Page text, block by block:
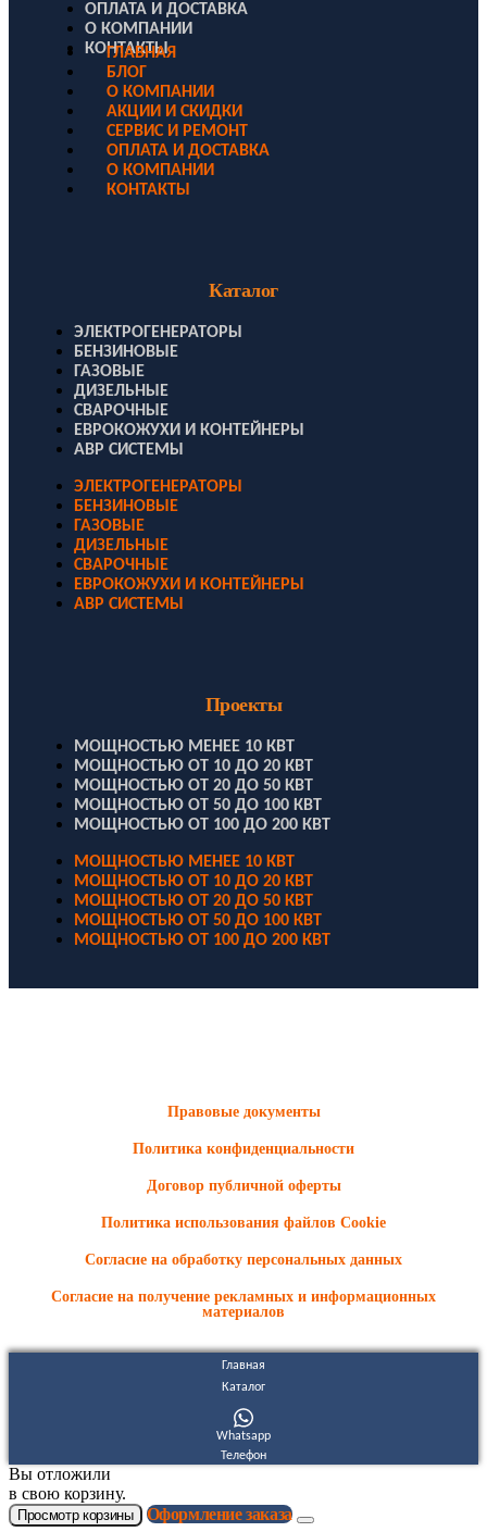
ОПЛАТА И ДОСТАВКА
О КОМПАНИИ
КОНТАКТЫ
ГЛАВНАЯ
БЛОГ
О КОМПАНИИ
АКЦИИ И СКИДКИ
СЕРВИС И РЕМОНТ
ОПЛАТА И ДОСТАВКА
О КОМПАНИИ
КОНТАКТЫ
Каталог
ЭЛЕКТРОГЕНЕРАТОРЫ
БЕНЗИНОВЫЕ
ГАЗОВЫЕ
ДИЗЕЛЬНЫЕ
СВАРОЧНЫЕ
ЕВРОКОЖУХИ И КОНТЕЙНЕРЫ
АВР СИСТЕМЫ
ЭЛЕКТРОГЕНЕРАТОРЫ
БЕНЗИНОВЫЕ
ГАЗОВЫЕ
ДИЗЕЛЬНЫЕ
СВАРОЧНЫЕ
ЕВРОКОЖУХИ И КОНТЕЙНЕРЫ
АВР СИСТЕМЫ
Проекты
МОЩНОСТЬЮ МЕНЕЕ 10 КВТ
МОЩНОСТЬЮ ОТ 10 ДО 20 КВТ
МОЩНОСТЬЮ ОТ 20 ДО 50 КВТ
МОЩНОСТЬЮ ОТ 50 ДО 100 КВТ
МОЩНОСТЬЮ ОТ 100 ДО 200 КВТ
МОЩНОСТЬЮ МЕНЕЕ 10 КВТ
МОЩНОСТЬЮ ОТ 10 ДО 20 КВТ
МОЩНОСТЬЮ ОТ 20 ДО 50 КВТ
МОЩНОСТЬЮ ОТ 50 ДО 100 КВТ
МОЩНОСТЬЮ ОТ 100 ДО 200 КВТ
Правовые документы
Политика конфиденциальности
Договор публичной оферты
Политика использования файлов Cookie
Согласие на обработку персональных данных
Согласие на получение рекламных и информационных
материалов
Главная
Каталог
Whatsapp
Телефон
Вы отложили
в свою корзину.
Просмотр корзины Оформление заказа